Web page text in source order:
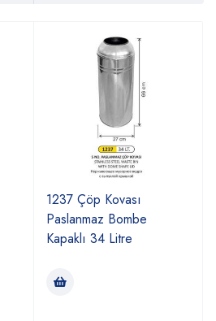
1237 Çöp Kovası
Paslanmaz Bombe
Kapaklı 34 Litre